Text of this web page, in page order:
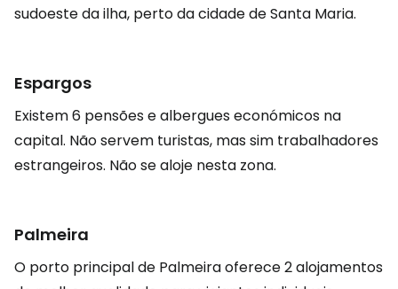
sudoeste da ilha, perto da cidade de Santa Maria.
Espargos
Existem 6 pensões e albergues económicos na
capital. Não servem turistas, mas sim trabalhadores
estrangeiros. Não se aloje nesta zona.
Palmeira
O porto principal de Palmeira oferece 2 alojamentos